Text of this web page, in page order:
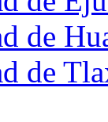
de
de